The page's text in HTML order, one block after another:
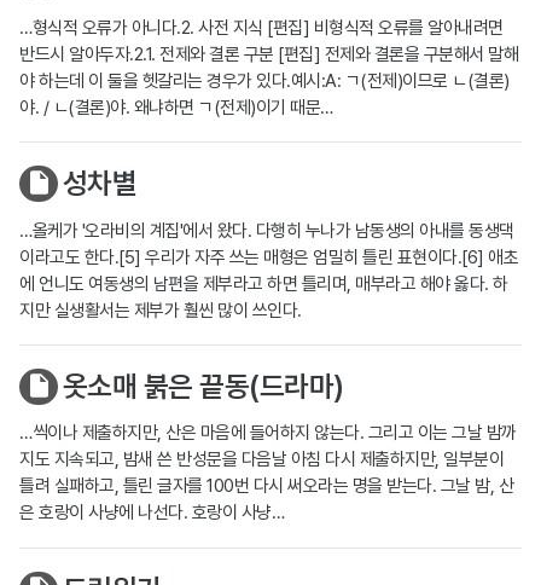
…형식적 오류가 아니다.2. 사전 지식 [편집] 비형식적 오류를 알아내려면
반드시 알아두자.2.1. 전제와 결론 구분 [편집] 전제와 결론을 구분해서 말해
야 하는데 이 둘을 헷갈리는 경우가 있다.예시:A: ㄱ(전제)이므로 ㄴ(결론)
야. / ㄴ(결론)야. 왜냐하면 ㄱ(전제)이기 때문…
성차별
…올케가 '오라비의 계집'에서 왔다. 다행히 누나가 남동생의 아내를 동생댁
이라고도 한다.[5] 우리가 자주 쓰는 매형은 엄밀히 틀린 표현이다.[6] 애초
에 언니도 여동생의 남편을 제부라고 하면 틀리며, 매부라고 해야 옳다. 하
지만 실생활서는 제부가 훨씬 많이 쓰인다.
옷소매 붉은 끝동(드라마)
…씩이나 제출하지만, 산은 마음에 들어하지 않는다. 그리고 이는 그날 밤까
지도 지속되고, 밤새 쓴 반성문을 다음날 아침 다시 제출하지만, 일부분이
틀려 실패하고, 틀린 글자를 100번 다시 써오라는 명을 받는다. 그날 밤, 산
은 호랑이 사냥에 나선다. 호랑이 사냥…